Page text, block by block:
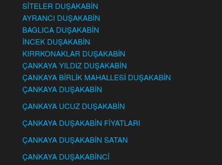
SİTELER DUŞAKABİN
AYRANCI DUŞAKABİN
BAGLICA DUŞAKABİN
İNCEK DUŞAKABİN
KIRRKONAKLAR DUŞAKABİN
ÇANKAYA YILDIZ DUŞAKABİN
ÇANKAYA BİRLİK MAHALLESİ DUŞAKABİN
ÇANKAYA DUŞAKABİN
ÇANKAYA UCUZ DUŞAKABİN
ÇANKAYA DUŞAKABİN FİYATLARI
ÇANKAYA DUŞAKABİN SATAN
ÇANKAYA DUŞAKABİNCİ